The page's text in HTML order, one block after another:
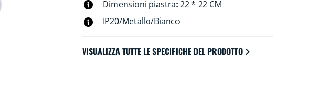
Dimensioni piastra: 22 * 22 CM
IP20/Metallo/Bianco
VISUALIZZA TUTTE LE SPECIFICHE DEL PRODOTTO